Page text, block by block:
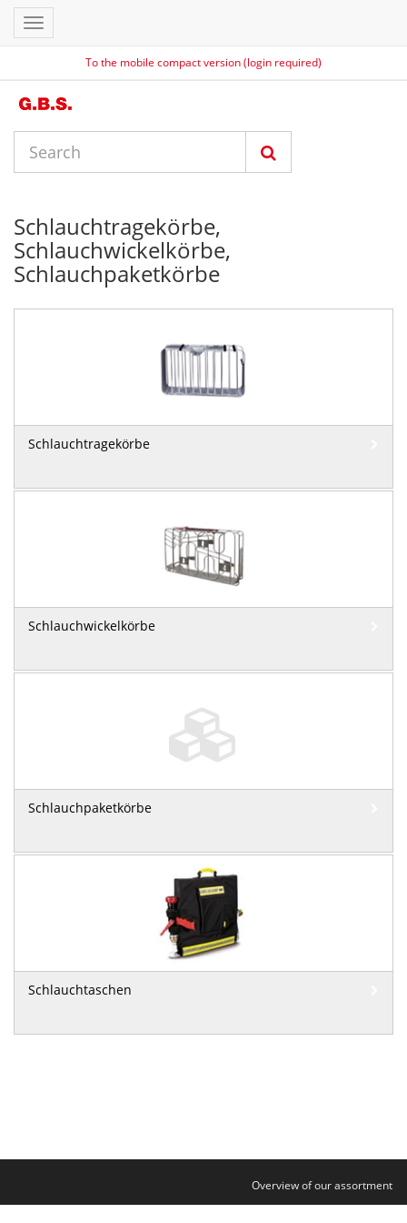
To the mobile compact version (login required)
Toggle
navigation
Schlauchtragekörbe,
Schlauchwickelkörbe,
Schlauchpaketkörbe
Schlauchtragekörbe
Schlauchwickelkörbe
Schlauchpaketkörbe
Schlauchtaschen
Overview of our assortment